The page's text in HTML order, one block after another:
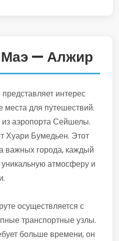
— Алжир
интерес
места для путешествий.
аэропорта Сейшелы.
Хуари Бумедьен. Этот
важных города, каждый
атмосферу и
осуществляется с
транспортные узлы.
больше времени, он